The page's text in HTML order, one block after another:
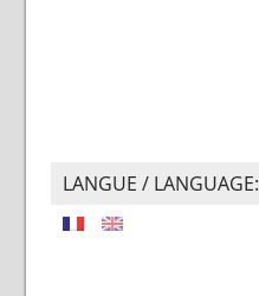
LANGUE / LANGUAGE: